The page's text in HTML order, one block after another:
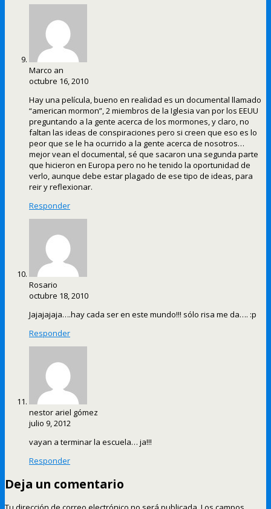
Marco an
octubre 16, 2010
Hay una película, bueno en realidad es un documental llamado
“american mormon”, 2 miembros de la Iglesia van por los EEUU
preguntando a la gente acerca de los mormones, y claro, no
faltan las ideas de conspiraciones pero si creen que eso es lo
peor que se le ha ocurrido a la gente acerca de nosotros…
mejor vean el documental, sé que sacaron una segunda parte
que hicieron en Europa pero no he tenido la oportunidad de
verlo, aunque debe estar plagado de ese tipo de ideas, para
reir y reflexionar.
Responder
Rosario
octubre 18, 2010
Jajajajaja….hay cada ser en este mundo!!! sólo risa me da…. :p
Responder
nestor ariel gómez
julio 9, 2012
vayan a terminar la escuela… ja!!!
Responder
Deja un comentario